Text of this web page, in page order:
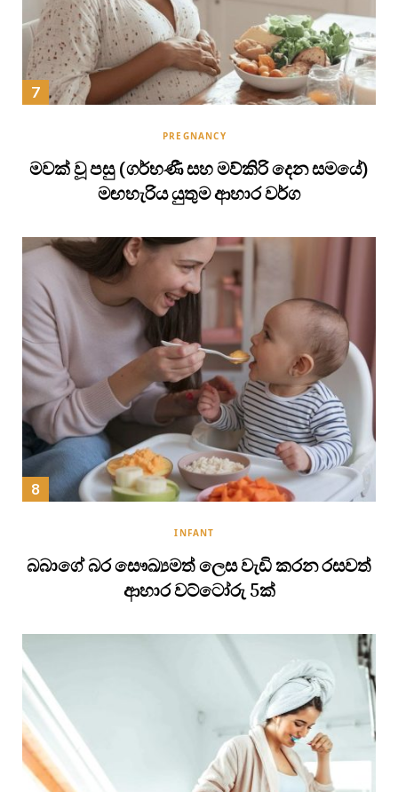
PREGNANCY
මවක් වූ පසු (ගර්භණී සහ මව්කිරි දෙන සමයේ)
මඟහැරිය යුතුම ආහාර වර්ග
INFANT
බබාගේ බර සෞඛ්‍යමත් ලෙස වැඩි කරන රසවත්
ආහාර වට්ටෝරු 5ක්